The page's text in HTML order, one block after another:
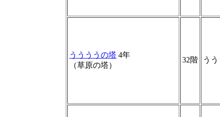
ううううの塔 4年
（草原の塔）
32階 う